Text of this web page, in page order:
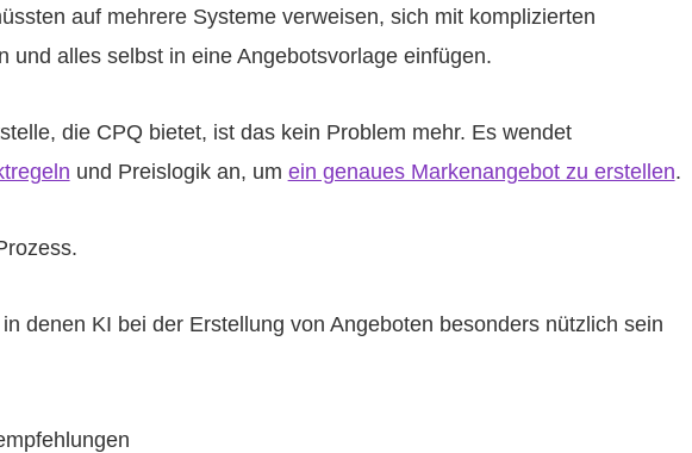
auf mehrere Systeme verweisen, sich mit komplizierten
und alles selbst in eine Angebotsvorlage einfügen.
die CPQ bietet, ist das kein Problem mehr. Es wendet
und Preislogik an, um ein genaues Markenangebot zu erstellen.
denen KI bei der Erstellung von Angeboten besonders nützlich sein